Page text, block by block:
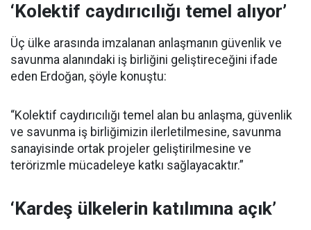
‘Kolektif caydırıcılığı temel alıyor’
Üç ülke arasında imzalanan anlaşmanın güvenlik ve
savunma alanındaki iş birliğini geliştireceğini ifade
eden Erdoğan, şöyle konuştu:
“Kolektif caydırıcılığı temel alan bu anlaşma, güvenlik
ve savunma iş birliğimizin ilerletilmesine, savunma
sanayisinde ortak projeler geliştirilmesine ve
terörizmle mücadeleye katkı sağlayacaktır.”
‘Kardeş ülkelerin katılımına açık’